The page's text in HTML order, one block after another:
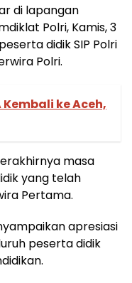
di lapangan
Polri, Kamis, 3
didik SIP Polri
Polri.
Kembali ke Aceh,
masa
yang telah
Pertama.
apresiasi
peserta didik